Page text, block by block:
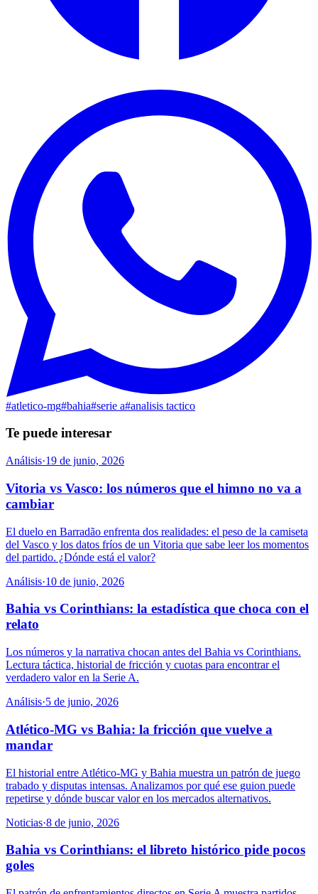
#atletico-mg#bahia#serie a#analisis tactico
Te puede interesar
Análisis·19 de junio, 2026
Vitoria vs Vasco: los números que el himno no va a
cambiar
El duelo en Barradão enfrenta dos realidades: el peso de la camiseta
del Vasco y los datos fríos de un Vitoria que sabe leer los momentos
del partido. ¿Dónde está el valor?
Análisis·10 de junio, 2026
Bahia vs Corinthians: la estadística que choca con el
relato
Los números y la narrativa chocan antes del Bahia vs Corinthians.
Lectura táctica, historial de fricción y cuotas para encontrar el
verdadero valor en la Serie A.
Análisis·5 de junio, 2026
Atlético-MG vs Bahia: la fricción que vuelve a
mandar
El historial entre Atlético-MG y Bahia muestra un patrón de juego
trabado y disputas intensas. Analizamos por qué ese guion puede
repetirse y dónde buscar valor en los mercados alternativos.
Noticias·8 de junio, 2026
Bahia vs Corinthians: el libreto histórico pide pocos
goles